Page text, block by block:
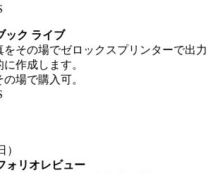
ック ライブ
その場でゼロックスプリンターで出力
作成します。
場で購入可。
）
ォリオレビュー